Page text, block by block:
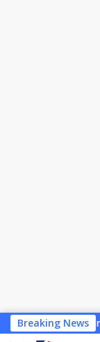
Langsung
ke
Breaking News
Pj Kades